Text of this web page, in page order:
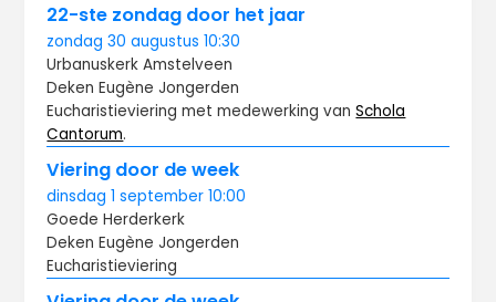
22-ste zondag door het jaar
zondag 30 augustus10:30
Urbanuskerk Amstelveen
Deken Eugène Jongerden
Eucharistieviering met medewerking vanSchola
Cantorum.
Viering door de week
dinsdag 1 september10:00
Goede Herderkerk
Deken Eugène Jongerden
Eucharistieviering